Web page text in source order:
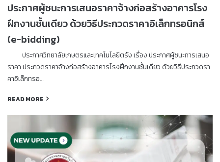
ประกาศผู้ชนะการเสนอราคาจ้างก่อสร้างอาคารโรง
ฝึกงานชั้นเดียว ด้วยวิธีประกวดราคาอิเล็กทรอนิกส์
(e-bidding)
ประกาศวิทยาลัยเกษตรและเทคโนโลยีตรัง เรื่อง ประกาศผู้ชนะการเสนอ
ราคา ประกวดราคาจ้างก่อสร้างอาคารโรงฝึกงานชั้นเดียว ด้วยวิธีประกวดรา
คาอิเล็กทรอ…
READ MORE